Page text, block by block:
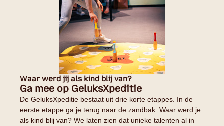
Waar werd jij als kind blij van?
Ga mee op GeluksXpeditie
De GeluksXpeditie bestaat uit drie korte etappes. In de
eerste etappe ga je terug naar de zandbak. Waar werd je
als kind blij van? We laten zien dat unieke talenten al in